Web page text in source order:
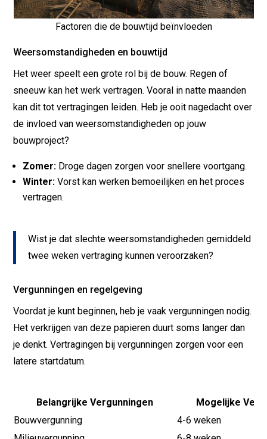
Factoren die de bouwtijd beïnvloeden
Weersomstandigheden en bouwtijd
Het weer speelt een grote rol bij de bouw. Regen of
sneeuw kan het werk vertragen. Vooral in natte maanden
kan dit tot vertragingen leiden. Heb je ooit nagedacht over
de invloed van weersomstandigheden op jouw
bouwproject?
Zomer: Droge dagen zorgen voor snellere voortgang.
Winter: Vorst kan werken bemoeilijken en het proces
vertragen.
Wist je dat slechte weersomstandigheden gemiddeld
twee weken vertraging kunnen veroorzaken?
Vergunningen en regelgeving
Voordat je kunt beginnen, heb je vaak vergunningen nodig.
Het verkrijgen van deze papieren duurt soms langer dan
je denkt. Vertragingen bij vergunningen zorgen voor een
latere startdatum.
Belangrijke Vergunningen
Mogelijke
Bouwvergunning
4-6 weken